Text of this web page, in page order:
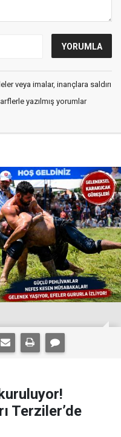
veya imalar, inançlara saldırı
yazılmış yorumlar
Terziler’de